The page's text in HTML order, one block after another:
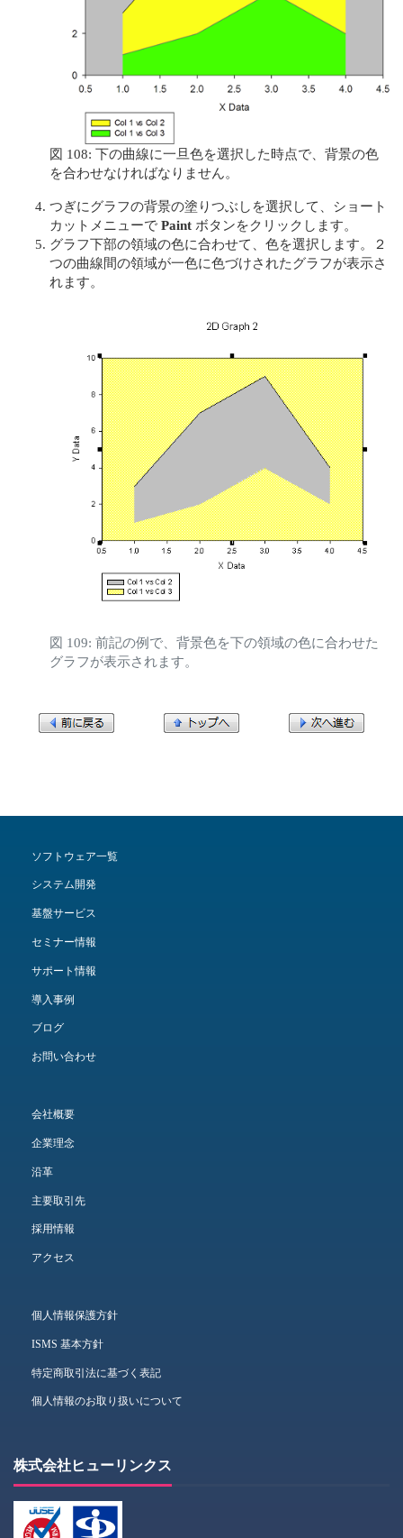
図 108: 下の曲線に一旦色を選択した時点で、背景の色
を合わせなければなりません。
つぎにグラフの背景の塗りつぶしを選択して、ショート
カットメニューで Paint ボタンをクリックします。
グラフ下部の領域の色に合わせて、色を選択します。２
つの曲線間の領域が一色に色づけされたグラフが表示さ
れます。
図 109: 前記の例で、背景色を下の領域の色に合わせた
グラフが表示されます。
ソフトウェア一覧
システム開発
基盤サービス
セミナー情報
サポート情報
導入事例
ブログ
お問い合わせ
会社概要
企業理念
沿革
主要取引先
採用情報
アクセス
個人情報保護方針
ISMS 基本方針
特定商取引法に基づく表記
個人情報のお取り扱いについて
株式会社ヒューリンクス